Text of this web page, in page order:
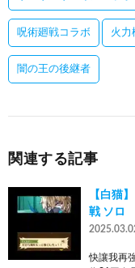
呪術廻戦コラボ 火力
闇の王の後継者
関連する記事
【白猫
戦 ソロ
快讓我再